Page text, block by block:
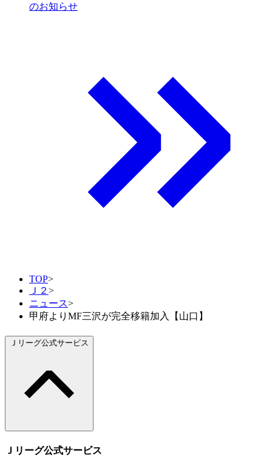
のお知らせ
TOP>
Ｊ２ >
ニュース>
甲府よりMF三沢が完全移籍加入【山口】
Ｊリーグ公式サービス
Ｊリーグ公式サービス